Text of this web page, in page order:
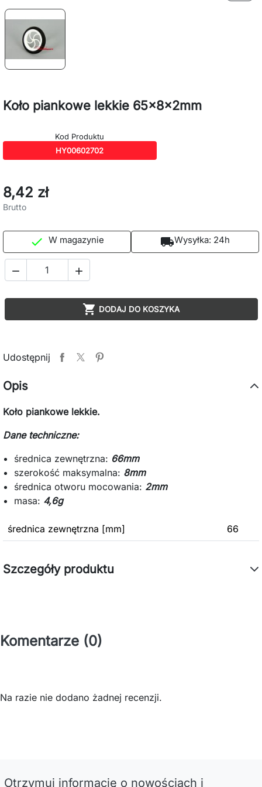
Koło piankowe lekkie 65x8x2mm
Kod Produktu
HY00602702
8,42 zł
Brutto
 W magazynie local_shippingWysyłka: 24h
 
 DODAJ DO KOSZYKA
Udostępnij
Opis
Koło piankowe lekkie.
Dane techniczne:
średnica zewnętrzna: 66mm
szerokość maksymalna: 8mm
średnica otworu mocowania: 2mm
masa: 4,6g
średnica zewnętrzna [mm] 66
Szczegóły produktu
Komentarze (0)
Na razie nie dodano żadnej recenzji.
Otrzymuj informację o nowościach i